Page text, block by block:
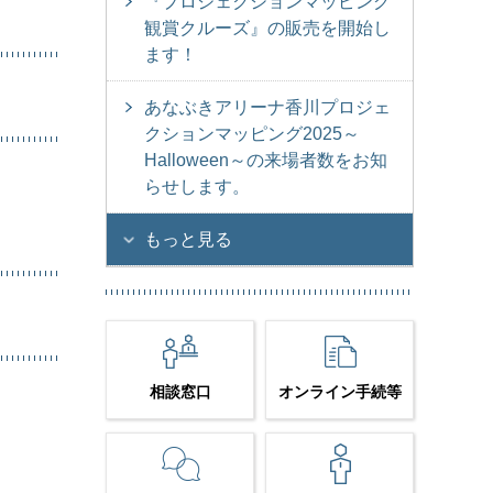
観賞クルーズ』の販売を開始し
ます！
あなぶきアリーナ香川プロジェ
クションマッピング2025～
Halloween～の来場者数をお知
らせします。
もっと見る
相談窓口 オンライン手続等